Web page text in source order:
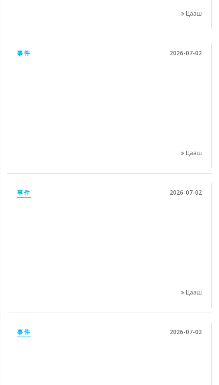
Цааш
事件 2026-07-02
Цааш
事件 2026-07-02
Цааш
事件 2026-07-02